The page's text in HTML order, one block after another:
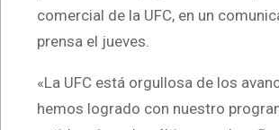
comercial de la UFC, en un
prensa el jueves.
«La UFC está orgullosa de los
hemos logrado con nuestro